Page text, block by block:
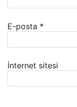
E-posta *
İnternet sitesi